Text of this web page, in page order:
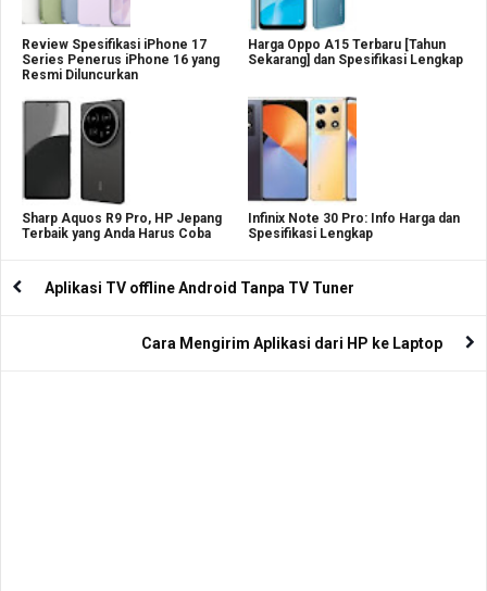
Review Spesifikasi iPhone 17
Series Penerus iPhone 16 yang
Resmi Diluncurkan
Harga Oppo A15 Terbaru [Tahun
Sekarang] dan Spesifikasi Lengkap
Sharp Aquos R9 Pro, HP Jepang
Terbaik yang Anda Harus Coba
Infinix Note 30 Pro: Info Harga dan
Spesifikasi Lengkap
Aplikasi TV offline Android Tanpa TV Tuner
Cara Mengirim Aplikasi dari HP ke Laptop